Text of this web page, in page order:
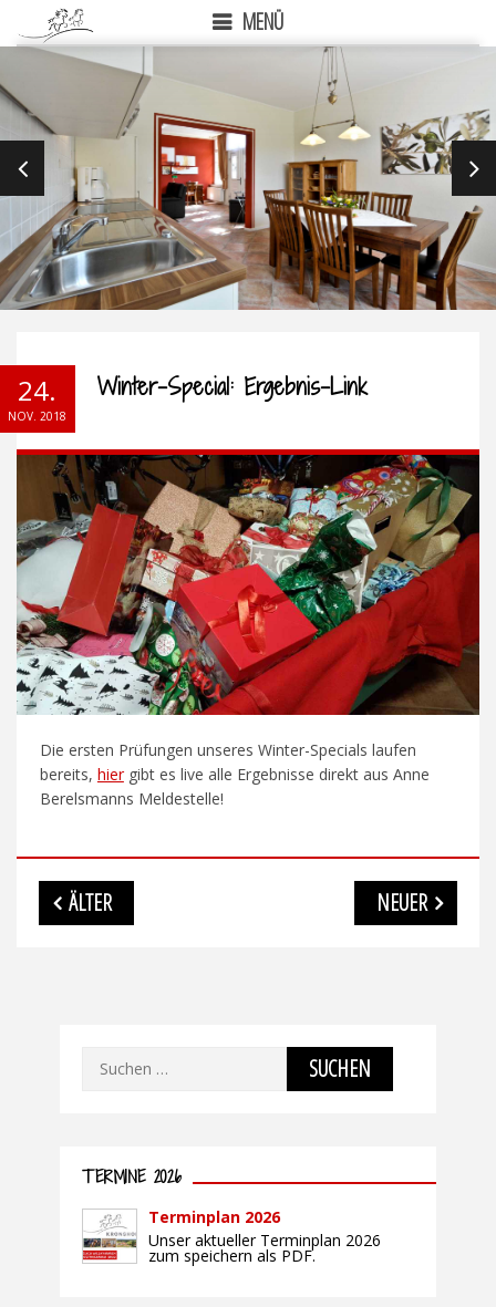
MENÜ
PREVIOUS
24.
NOV. 2018
Winter-Special: Ergebnis-Link
Die ersten Prüfungen unseres Winter-Specials laufen
bereits, hiergibt es live alle Ergebnisse direkt aus Anne
Berelsmanns Meldestelle!
Beitragsnavigation
ÄLTER NEUER
Suchen
TERMINE 2026
Terminplan 2026
Unser aktueller Terminplan 2026
zum speichern als PDF.